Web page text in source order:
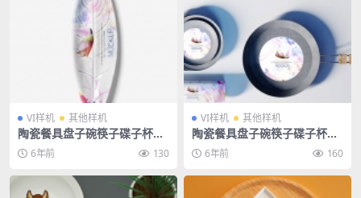
VI样机 其他样机
陶瓷餐具盘子碗筷子碟子杯子
餐厅餐饮酒店饭店样机
6年前 130
VI样机 其他样机
陶瓷餐具盘子碗筷子碟子杯子
餐厅餐饮酒店饭店样机
6年前 160